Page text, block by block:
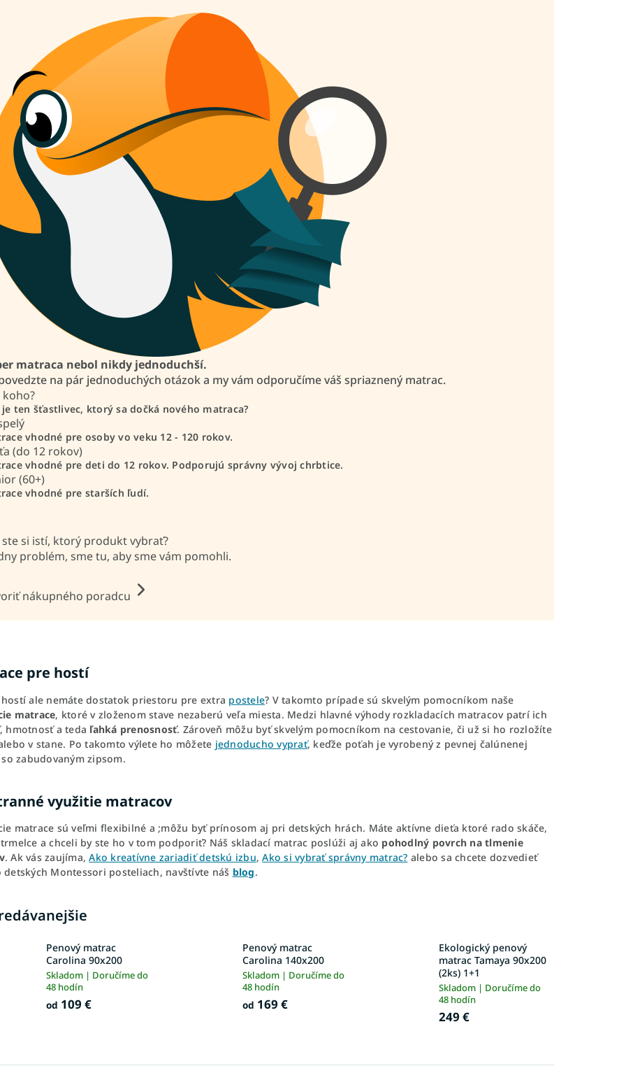
matraca nebol nikdy jednoduchší.
na pár jednoduchých otázok a my vám odporučíme váš spriaznený matrac.
koho?
je ten šťastlivec, ktorý sa dočká nového matraca?
vhodné pre osoby vo veku 12 - 120 rokov.
(do 12 rokov)
vhodné pre deti do 12 rokov. Podporujú správny vývoj chrbtice.
(60+)
vhodné pre starších ľudí.
ste si istí, ktorý produkt vybrať?
problém, sme tu, aby sme vám pomohli.
nákupného poradcu
pre hostí
hostí ale nemáte dostatok priestoru pre extra postele? V takomto prípade sú skvelým pomocníkom naše
matrace, ktoré v zloženom stave nezaberú veľa miesta. Medzi hlavné výhody rozkladacích matracov patrí ich
hmotnosť a teda ľahká prenosnosť. Zároveň môžu byť skvelým pomocníkom na cestovanie, či už si ho rozložíte
v stane. Po takomto výlete ho môžete jednoducho vyprať, keďže poťah je vyrobený z pevnej čalúnenej
zabudovaným zipsom.
využitie matracov
matrace sú veľmi flexibilné a ;môžu byť prínosom aj pri detských hrách. Máte aktívne dieťa ktoré rado skáče,
a chceli by ste ho v tom podporiť? Náš skladací matrac poslúži aj ako pohodlný povrch na tlmenie
. Ak vás zaujíma,Ako kreatívne zariadiť detskú izbu,Ako si vybrať správny matrac? alebo sa chcete dozvedieť
detských Montessori posteliach, navštívte náš blog.
Penový matrac
Carolina 90x200
Skladom | Doručíme do
48 hodín
od 109 €
Penový matrac
Carolina 140x200
Skladom | Doručíme do
48 hodín
od 169 €
Ekologický penový
matrac Tamaya 90x200
(2ks) 1+1
Skladom | Doručíme do
48 hodín
249 €